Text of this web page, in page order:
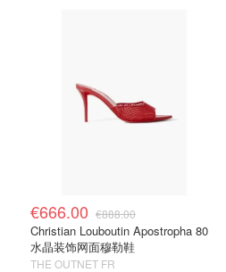
€666.00 €888.00
Christian Louboutin Apostropha 80
水晶装饰网面穆勒鞋
THE OUTNET FR